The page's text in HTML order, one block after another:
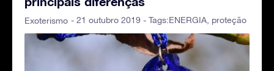
Exoterismo - 21 outubro 2019 - Tags:ENERGIA, proteção